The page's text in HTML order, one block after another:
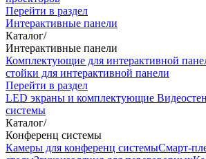
Перейти в раздел
Интерактивные панели
Каталог/
Интерактивные панели
Комплектующие для интерактивной
стойки для интерактивной панели
Перейти в раздел
LED экраны и комплектующие
системы
Каталог/
Конференц системы
Камеры для конференц системыCмарт-